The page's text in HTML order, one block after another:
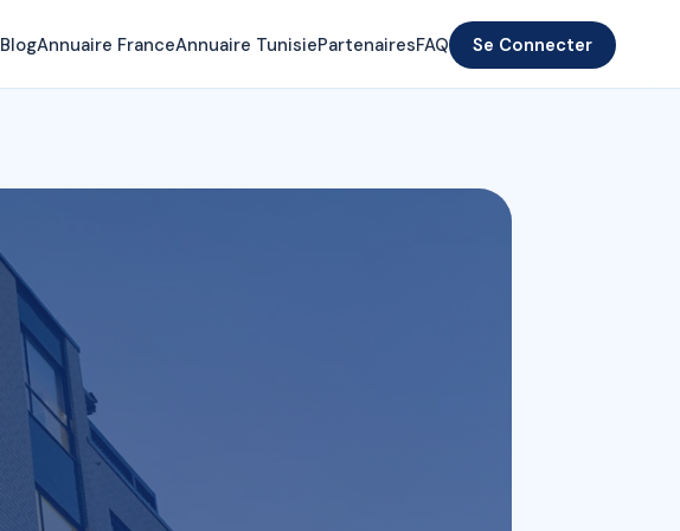
BlogAnnuaire FranceAnnuaire TunisiePartenairesFAQ Se Connecter